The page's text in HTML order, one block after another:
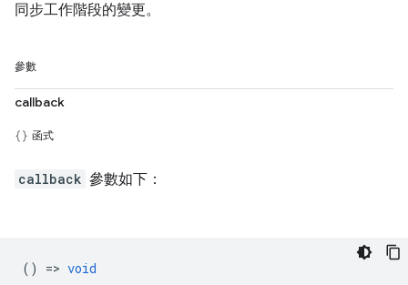
同步工作階段的變更。
參數
callback
函式
callback 參數如下：
() => void